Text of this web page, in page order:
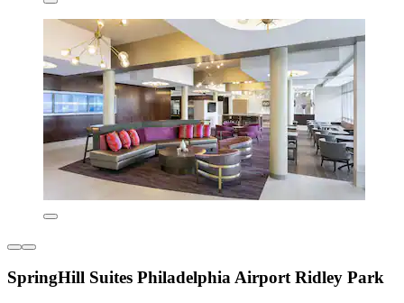
SpringHill Suites Philadelphia Airport Ridley Park